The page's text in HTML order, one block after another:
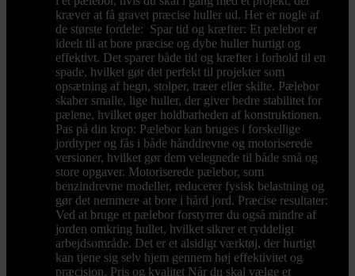
kræver at få gravet præcise huller ud. Her er nogle af
de største fordele: Spar tid og kræfter: Et pælebor er
ideelt til at bore præcise og dybe huller hurtigt og
effektivt. Det sparer både tid og kræfter i forhold til en
spade, hvilket gør det perfekt til projekter som
opsætning af hegn, stolper, træer eller skilte. Pælebor
skaber smalle, lige huller, der giver bedre stabilitet for
pælene, hvilket øger holdbarheden af konstruktionen.
Pas på din krop: Pælebor kan bruges i forskellige
jordtyper og fås i både hånddrevne og motoriserede
versioner, hvilket gør dem velegnede til både små og
store opgaver. Motoriserede pælebor, som
benzindrevne modeller, reducerer fysisk belastning og
gør det nemmere at bore i hård jord. Præcise resultater:
Ved at bruge et pælebor forstyrrer du også mindre af
jorden omkring hullet, hvilket sikrer et ryddeligt
arbejdsområde. Det er et alsidigt værktøj, der hurtigt
kan tjene sig selv hjem gennem høj effektivitet og
præcision. Pris og kvalitet Når du skal vælge et